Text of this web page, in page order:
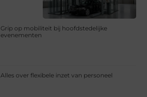
Grip op mobiliteit bij hoofdstedelijke
evenementen
Alles over flexibele inzet van personeel